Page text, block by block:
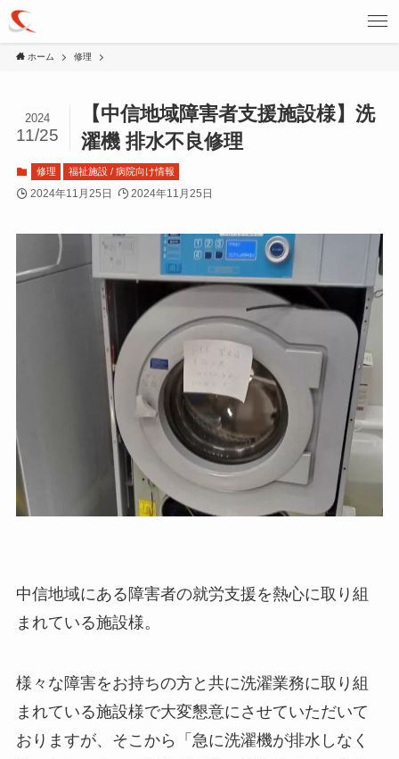
ホーム 修理
【中信地域障害者支援施設様】洗
濯機 排水不良修理
2024
11/25
修理 福祉施設 / 病院向け情報
2024年11月25日 2024年11月25日
中信地域にある障害者の就労支援を熱心に取り組
まれている施設様。
様々な障害をお持ちの方と共に洗濯業務に取り組
まれている施設様で大変懇意にさせていただいて
おりますが、そこから「急に洗濯機が排水しなく